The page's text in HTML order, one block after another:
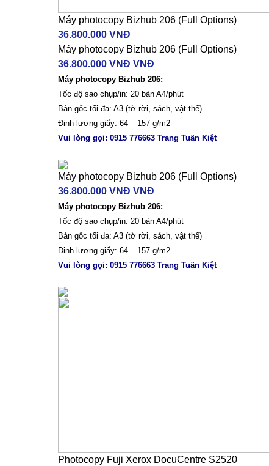
Máy photocopy Bizhub 206 (Full Options)
36.800.000 VNĐ
Máy photocopy Bizhub 206 (Full Options)
36.800.000 VNĐ VNĐ
Máy photocopy Bizhub 206:
Tốc độ sao chụp/in: 20 bản A4/phút
Bản gốc tối đa: A3 (tờ rời, sách, vật thể)
Định lượng giấy: 64 – 157 g/m2
Vui lòng gọi: 0915 776663 Trang Tuấn Kiệt
Máy photocopy Bizhub 206 (Full Options)
36.800.000 VNĐ VNĐ
Máy photocopy Bizhub 206:
Tốc độ sao chụp/in: 20 bản A4/phút
Bản gốc tối đa: A3 (tờ rời, sách, vật thể)
Định lượng giấy: 64 – 157 g/m2
Vui lòng gọi: 0915 776663 Trang Tuấn Kiệt
Photocopy Fuji Xerox DocuCentre S2520